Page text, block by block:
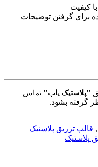
کیفیت
برای گرفتن توضیحات
"پلاستیک یاب" تماس
گرفته بشود.
, قالب تزریق پلاستیک
پلاستیک